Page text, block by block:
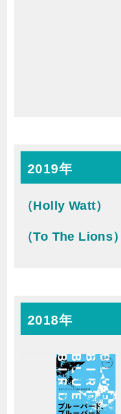
2019年
（Holly Watt）
（To The Lions）
2018年